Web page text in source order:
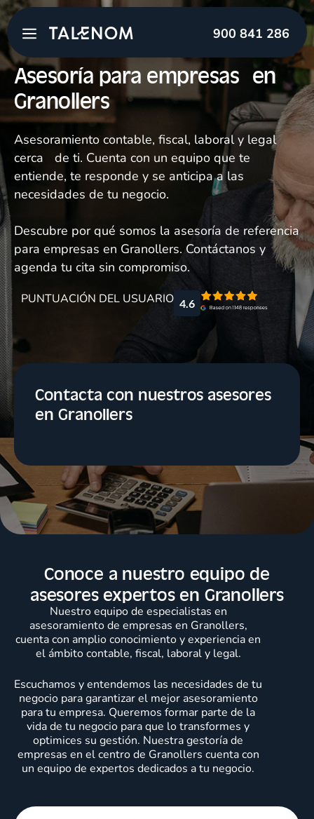
900 841 286
Asesoría para empresas en
Granollers
Asesoramiento contable, fiscal, laboral y legal
cerca de ti. Cuenta con un equipo que te
entiende, te responde y se anticipa a las
necesidades de tu negocio.
Descubre por qué somos la asesoría de referencia
para empresas en Granollers. Contáctanos y
agenda tu cita sin compromiso.
PUNTUACIÓN DEL USUARIO 4.6
Contacta con nuestros asesores
en Granollers
Conoce a nuestro equipo de
asesores expertos en Granollers
Nuestro equipo de especialistas en
asesoramiento de empresas en Granollers,
cuenta con amplio conocimiento y experiencia en
el ámbito contable, fiscal, laboral y legal.
Escuchamos y entendemos las necesidades de tu
negocio para garantizar el mejor asesoramiento
para tu empresa. Queremos formar parte de la
vida de tu negocio para que lo transformes y
optimices su gestión. Nuestra gestoría de
empresas en el centro de Granollers cuenta con
un equipo de expertos dedicados a tu negocio.